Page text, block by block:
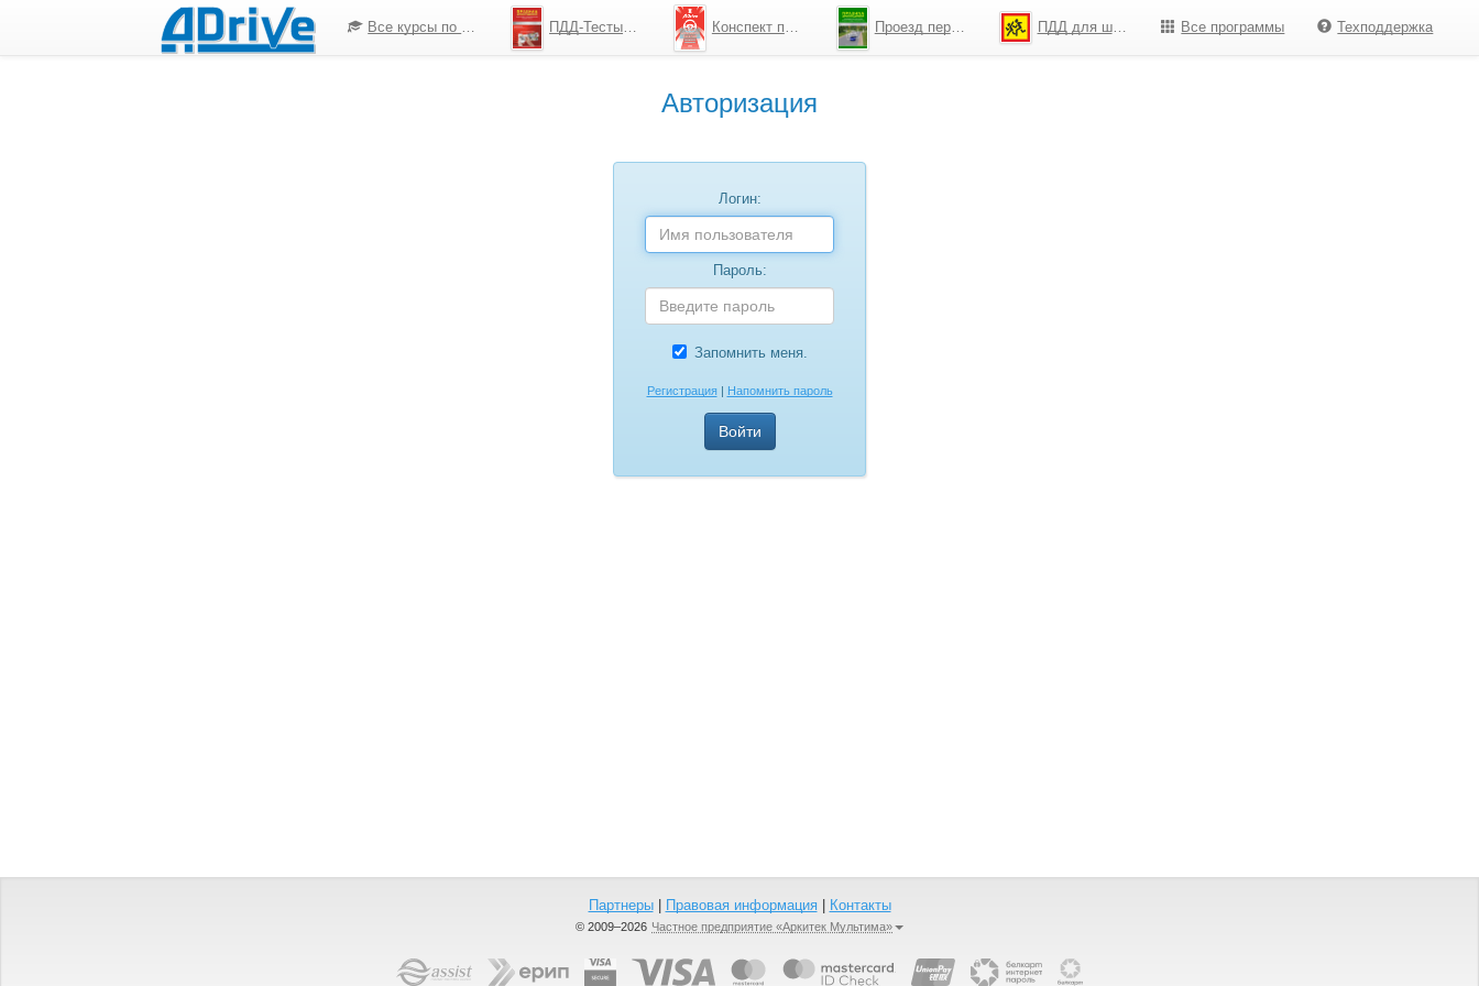
Все курсы по ПДД ПДД-Тесты 2026 Конспект по ПДД Проезд перекрестков ПДД для школьников Все программы Техподдержка
Авторизация
Логин:
Пароль:
Запомнить меня.
Регистрация| Напомнить пароль
Партнеры| Правовая информация| Контакты
© 2009–2026 Частное предприятие «Аркитек Мультима»